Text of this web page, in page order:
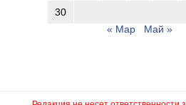
30
« Мар
Май »